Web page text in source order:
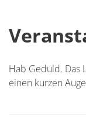
Hab Geduld. Das
einen kurzen